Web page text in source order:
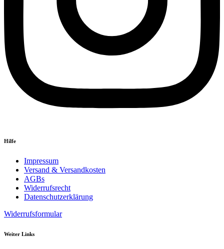
Hilfe
Impressum
Versand & Versandkosten
AGBs
Widerrufsrecht
Datenschutzerklärung
Widerrufsformular
Weiter Links